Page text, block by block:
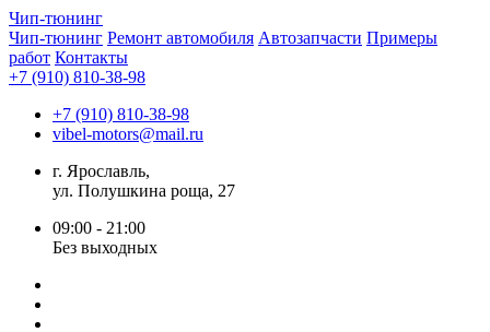
Чип-тюнинг
Чип-тюнинг Ремонт автомобиля Автозапчасти Примеры
работ Контакты
+7 (910) 810-38-98
+7 (910) 810-38-98
vibel-motors@mail.ru
г. Ярославль,
ул. Полушкина роща, 27
09:00 - 21:00
Без выходных